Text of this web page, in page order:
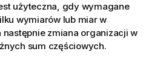
użyteczna, gdy wymagane
wymiarów lub miar w
zmiana organizacji w
sum częściowych.